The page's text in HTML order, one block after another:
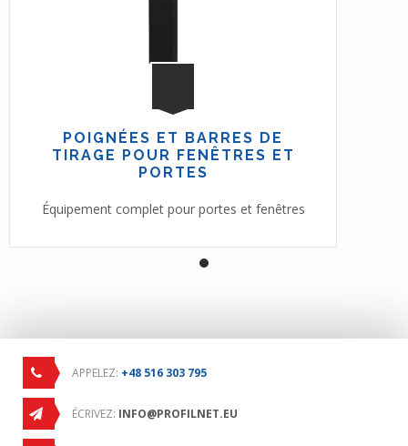
POIGNÉES ET BARRES DE
TIRAGE POUR FENÊTRES ET
PORTES
Équipement complet pour portes et fenêtres
APPELEZ: +48 516 303 795
ÉCRIVEZ: INFO@PROFILNET.EU